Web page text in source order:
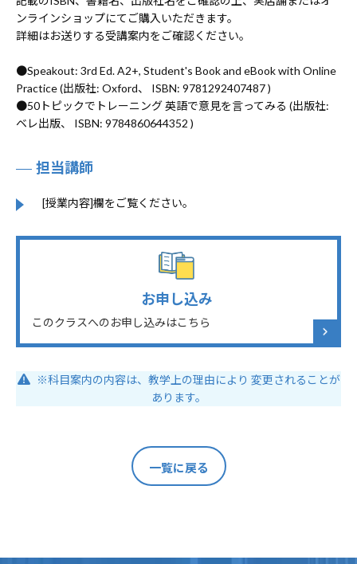
ンラインショップにてご購入いただきます。
詳細はお送りする受講案内をご確認ください。
●Speakout: 3rd Ed. A2+, Student's Book and eBook with Online
Practice (出版社: Oxford、 ISBN: 9781292407487 )
●50トピックでトレーニング 英語で意見を言ってみる (出版社:
ベレ出版、 ISBN: 9784860644352 )
担当講師
[授業内容]欄をご覧ください。
お申し込み
このクラスへのお申し込みはこちら
※科目案内の内容は、教学上の理由により 変更されることが
あります。
一覧に戻る